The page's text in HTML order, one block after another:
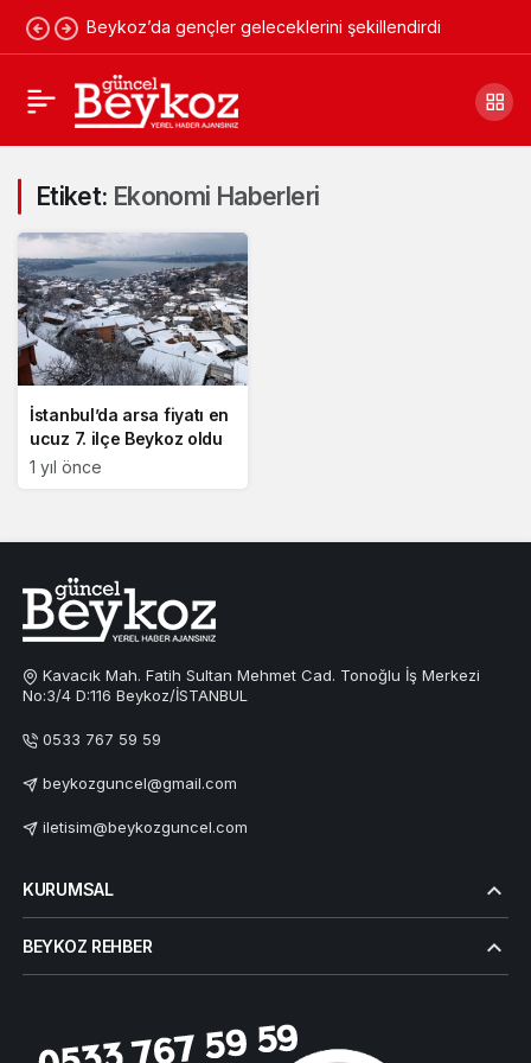
Beykoz’da gençler geleceklerini şekillendirdi
Etiket: Ekonomi Haberleri
İstanbul’da arsa fiyatı en
ucuz 7. ilçe Beykoz oldu
1 yıl önce
Kavacık Mah. Fatih Sultan Mehmet Cad. Tonoğlu İş Merkezi
No:3/4 D:116 Beykoz/İSTANBUL
0533 767 59 59
beykozguncel@gmail.com
iletisim@beykozguncel.com
KURUMSAL
BEYKOZ REHBER